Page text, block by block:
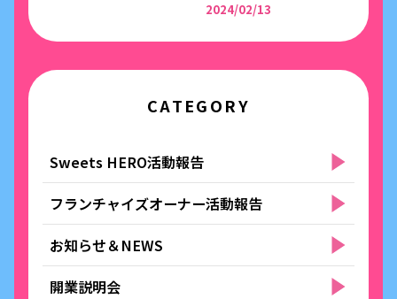
2024/02/13
CATEGORY
Sweets HERO活動報告
フランチャイズオーナー活動報告
お知らせ＆NEWS
開業説明会